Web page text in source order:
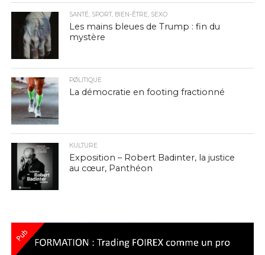
SANTÉ, SPORT, BIEN-ÊTRE, SEXO
Les mains bleues de Trump : fin du
mystère
PØLITIQUE
La démocratie en footing fractionné
КULTURE
Exposition – Robert Badinter, la justice
au cœur, Panthéon